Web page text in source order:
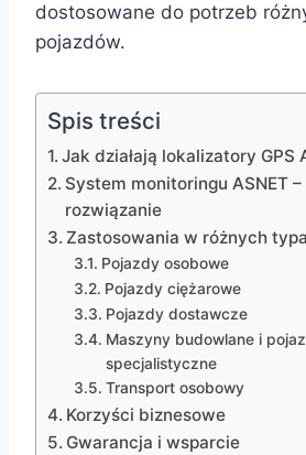
dostosowane do potrzeb
pojazdów.
Spis treści
Jak działają lokalizatory GPS
System monitoringu ASNET
rozwiązanie
Zastosowania w różnych
Pojazdy osobowe
Pojazdy ciężarowe
Pojazdy dostawcze
Maszyny budowlane i
specjalistyczne
Transport osobowy
Korzyści biznesowe
Gwarancja i wsparcie